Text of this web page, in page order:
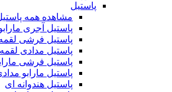
پاستیل
مشاهده همه
پاستیل آجری
پاستیل فرشی لقمه
پاستیل مدادی
پاستیل فرشی
پاستیل مارابو
پاستیل هندوانه ای